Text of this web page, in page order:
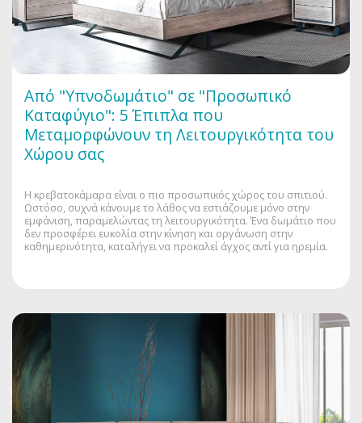
Από "Υπνοδωμάτιο" σε "Προσωπικό
Καταφύγιο": 5 Έπιπλα που
Μεταμορφώνουν τη Λειτουργικότητα του
Χώρου σας
Η κρεβατοκάμαρα είναι ο πιο προσωπικός χώρος του σπιτιού.
Ωστόσο, συχνά κάνουμε το λάθος να εστιάζουμε μόνο στην
εμφάνιση, παραμελώντας τη λειτουργικότητα. Ένα δωμάτιο που
δεν προσφέρει ευκολία στην κίνηση και οργάνωση στην
καθημερινότητα, καταλήγει να προκαλεί άγχος αντί για ηρεμία.